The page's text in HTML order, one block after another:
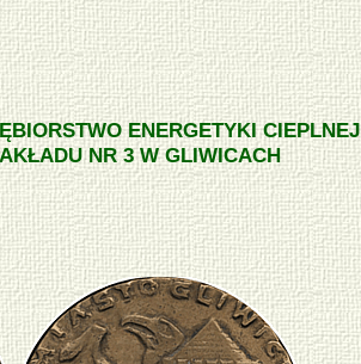
ENERGETYKI CIEPLNEJ
NR 3 W GLIWICACH